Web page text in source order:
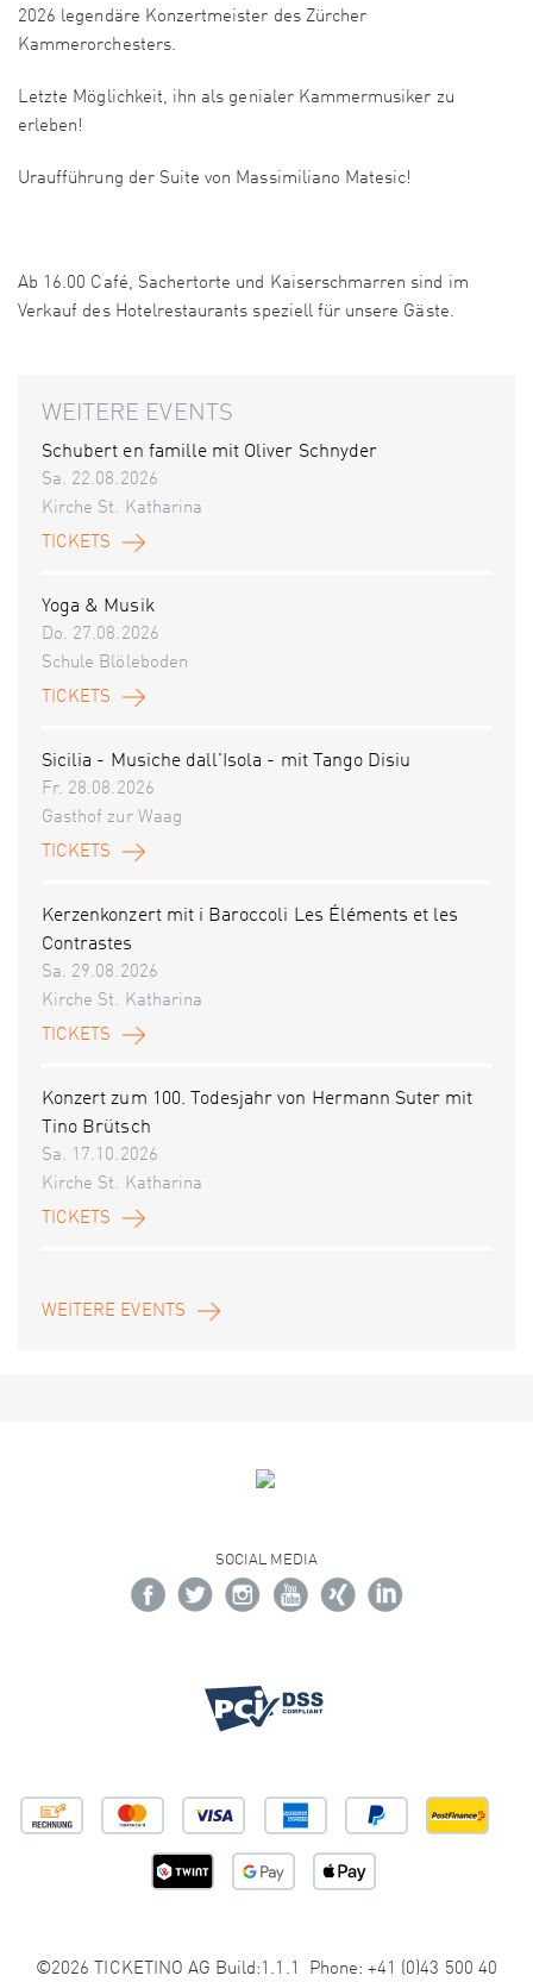
2026 legendäre Konzertmeister des Zürcher
Kammerorchesters.
Letzte Möglichkeit, ihn als genialer Kammermusiker zu
erleben!
Uraufführung der Suite von Massimiliano Matesic!
Ab 16.00 Café, Sachertorte und Kaiserschmarren sind im
Verkauf des Hotelrestaurants speziell für unsere Gäste.
WEITERE EVENTS
Schubert en famille mit Oliver Schnyder
Sa. 22.08.2026
Kirche St. Katharina
TICKETS
Yoga & Musik
Do. 27.08.2026
Schule Blöleboden
TICKETS
Sicilia - Musiche dall'Isola - mit Tango Disiu
Fr. 28.08.2026
Gasthof zur Waag
TICKETS
Kerzenkonzert mit i Baroccoli Les Éléments et les
Contrastes
Sa. 29.08.2026
Kirche St. Katharina
TICKETS
Konzert zum 100. Todesjahr von Hermann Suter mit
Tino Brütsch
Sa. 17.10.2026
Kirche St. Katharina
TICKETS
WEITERE EVENTS
SOCIAL MEDIA
©2026 TICKETINO AG Build:1.1.1 Phone: +41 (0)43 500 40